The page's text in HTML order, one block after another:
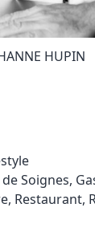
HUPIN
Soignes,
, Restaurant,